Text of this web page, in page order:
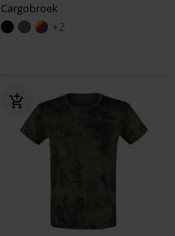
Cargobroek
+2